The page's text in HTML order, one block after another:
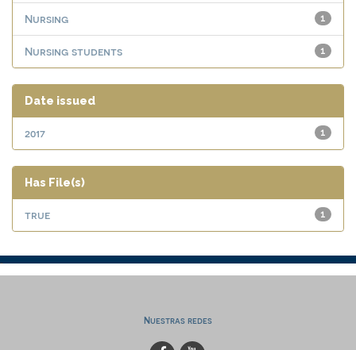
1
Nursing
1
Nursing students
Date issued
1
2017
Has File(s)
1
true
Nuestras redes